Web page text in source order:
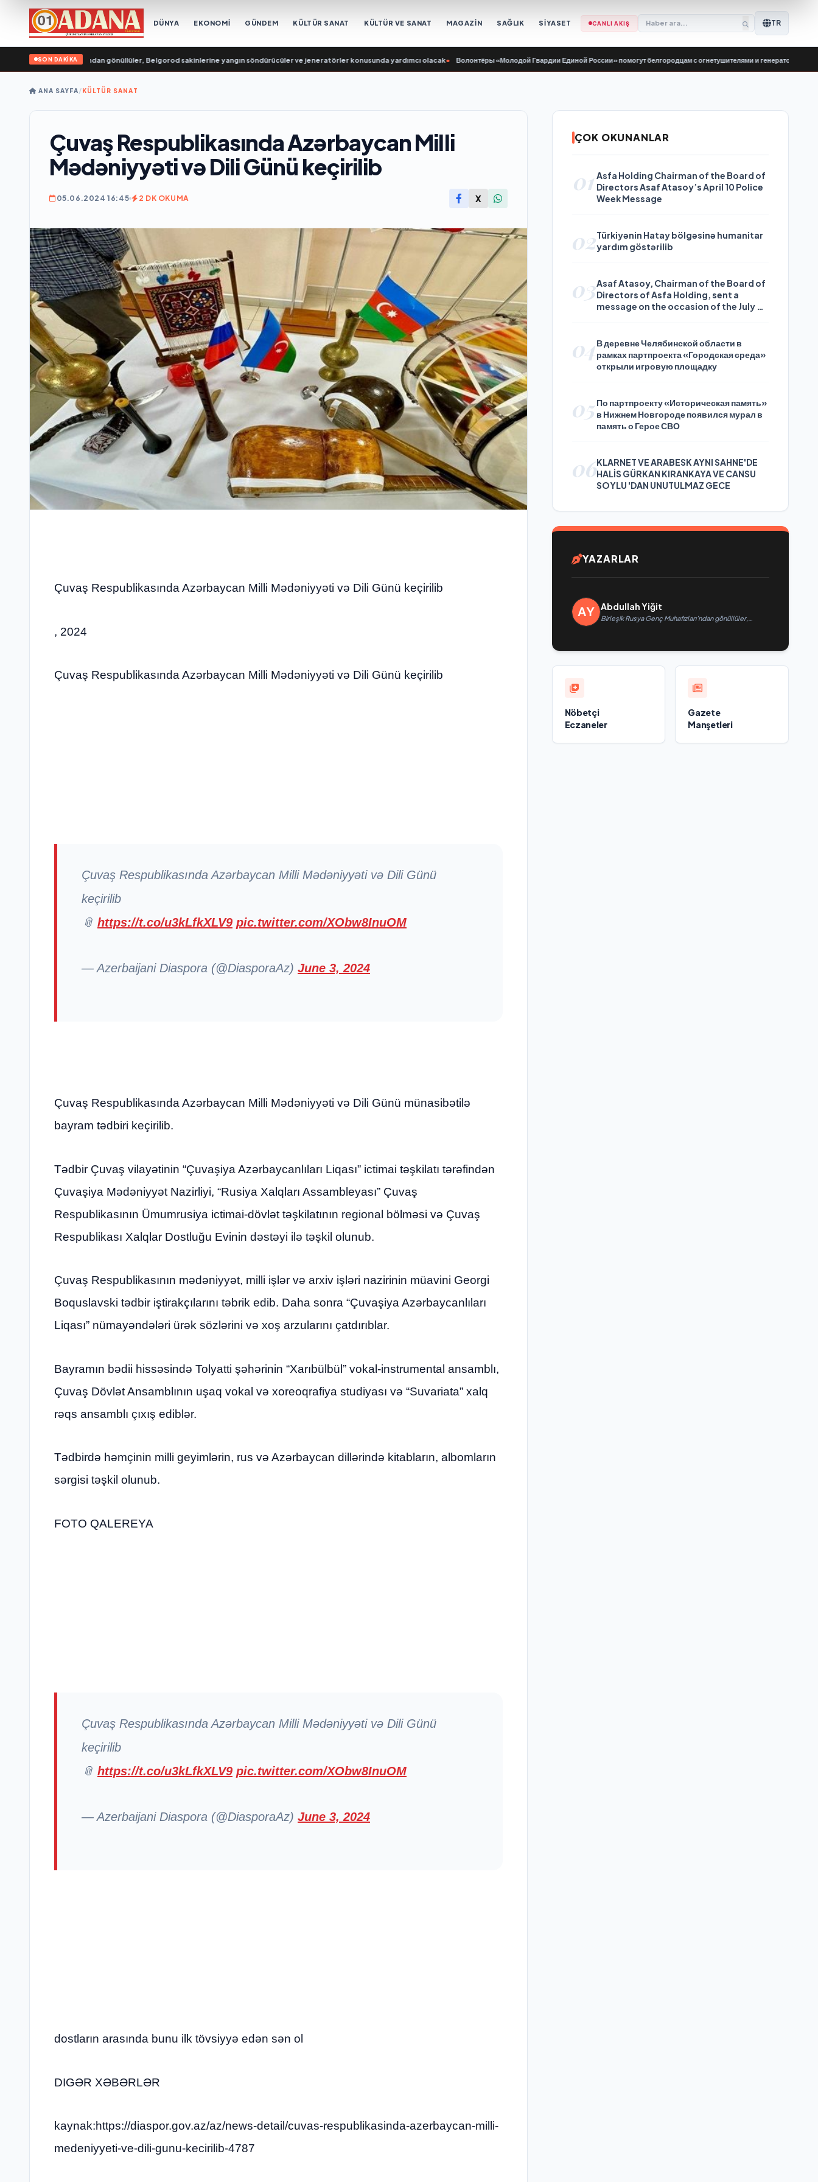
DÜNYA EKONOMİ GÜNDEM KÜLTÜR SANAT KÜLTÜR VE SANAT MAGAZİN SAĞLIK SİYASET CANLI AKIŞ TR
SON DAKİKA
Genç Muhafızları’ndan gönüllüler, Belgorod sakinlerine yangın söndürücüler ve jeneratörler konusunda yardımcı olacak• Волонтёры «Молодой Гвардии Единой России» помогут белгородцам с огнетушителями и генераторами•
ANA SAYFA/KÜLTÜR SANAT
Çuvaş Respublikasında Azərbaycan Milli
Mədəniyyəti və Dili Günü keçirilib
05.06.2024 16:45 2 DK OKUMA X
Çuvaş Respublikasında Azərbaycan Milli Mədəniyyəti və Dili Günü keçirilib
, 2024
Çuvaş Respublikasında Azərbaycan Milli Mədəniyyəti və Dili Günü keçirilib
Çuvaş Respublikasında Azərbaycan Milli Mədəniyyəti və Dili Günü
keçirilib
📎 https://t.co/u3kLfkXLV9 pic.twitter.com/XObw8InuOM
— Azerbaijani Diaspora (@DiasporaAz) June 3, 2024
Çuvaş Respublikasında Azərbaycan Milli Mədəniyyəti və Dili Günü münasibətilə
bayram tədbiri keçirilib.
Tədbir Çuvaş vilayətinin “Çuvaşiya Azərbaycanlıları Liqası” ictimai təşkilatı tərəfindən
Çuvaşiya Mədəniyyət Nazirliyi, “Rusiya Xalqları Assambleyası” Çuvaş
Respublikasının Ümumrusiya ictimai-dövlət təşkilatının regional bölməsi və Çuvaş
Respublikası Xalqlar Dostluğu Evinin dəstəyi ilə təşkil olunub.
Çuvaş Respublikasının mədəniyyət, milli işlər və arxiv işləri nazirinin müavini Georgi
Boquslavski tədbir iştirakçılarını təbrik edib. Daha sonra “Çuvaşiya Azərbaycanlıları
Liqası” nümayəndələri ürək sözlərini və xoş arzularını çatdırıblar.
Bayramın bədii hissəsində Tolyatti şəhərinin “Xarıbülbül” vokal-instrumental ansamblı,
Çuvaş Dövlət Ansamblının uşaq vokal və xoreoqrafiya studiyası və “Suvariata” xalq
rəqs ansamblı çıxış ediblər.
Tədbirdə həmçinin milli geyimlərin, rus və Azərbaycan dillərində kitabların, albomların
sərgisi təşkil olunub.
FOTO QALEREYA
Çuvaş Respublikasında Azərbaycan Milli Mədəniyyəti və Dili Günü
keçirilib
📎 https://t.co/u3kLfkXLV9 pic.twitter.com/XObw8InuOM
— Azerbaijani Diaspora (@DiasporaAz) June 3, 2024
dostların arasında bunu ilk tövsiyyə edən sən ol
DIGƏR XƏBƏRLƏR
kaynak:https://diaspor.gov.az/az/news-detail/cuvas-respublikasinda-azerbaycan-milli-
medeniyyeti-ve-dili-gunu-kecirilib-4787
ÇOK OKUNANLAR
01 Asfa Holding Chairman of the Board of
Directors Asaf Atasoy’s April 10 Police
Week Message
02Türkiyənin Hatay bölgəsinə humanitar
yardım göstərilib
03Asaf Atasoy, Chairman of the Board of
Directors of Asfa Holding, sent a
message on the occasion of the July 24
04В деревне Челябинской области в
рамках партпроекта «Городская среда»
открыли игровую площадку
05 По партпроекту «Историческая память»
в Нижнем Новгороде появился мурал в
память о Герое СВО
06KLARNET VE ARABESK AYNI SAHNE'DE
HALİS GÜRKAN KIRANKAYA VE CANSU
SOYLU 'DAN UNUTULMAZ GECE
YAZARLAR
Abdullah Yiğit
Birleşik Rusya Genç Muhafızları’ndan gönüllüler,
Nöbetçi
Eczaneler
Gazete
Manşetleri